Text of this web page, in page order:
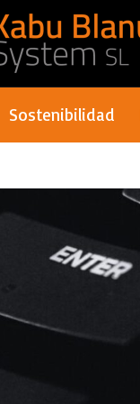
Sostenibilidad